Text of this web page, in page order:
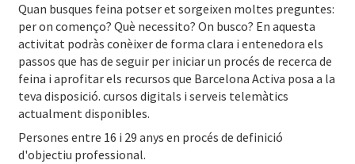
Quan busques feina potser et sorgeixen moltes preguntes:
per on començo? Què necessito? On busco? En aquesta
activitat podràs conèixer de forma clara i entenedora els
passos que has de seguir per iniciar un procés de recerca de
feina i aprofitar els recursos que Barcelona Activa posa a la
teva disposició. cursos digitals i serveis telemàtics
actualment disponibles.
Persones entre 16 i 29 anys en procés de definició
d'objectiu professional.